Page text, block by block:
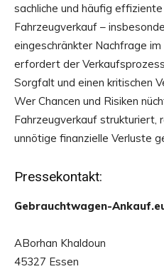
sachliche und häufig
Fahrzeugverkauf –
eingeschränkter Nachfrage
erfordert der
Sorgfalt und einen kritischen
Wer Chancen und Risiken
Fahrzeugverkauf strukturiert,
unnötige finanzielle Verluste
Pressekontakt:
Gebrauchtwagen-
ABorhan Khaldoun
45327 Essen